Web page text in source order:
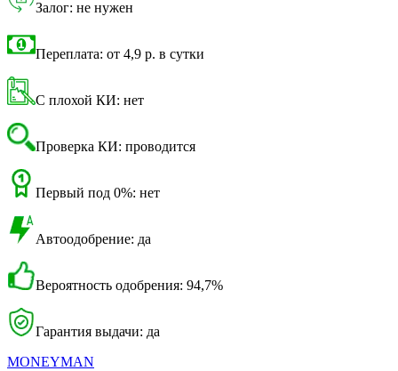
Залог: не нужен
Переплата: от 4,9 р. в сутки
С плохой КИ: нет
Проверка КИ: проводится
Первый под 0%: нет
Автоодобрение: да
Вероятность одобрения: 94,7%
Гарантия выдачи: да
MONEYMAN